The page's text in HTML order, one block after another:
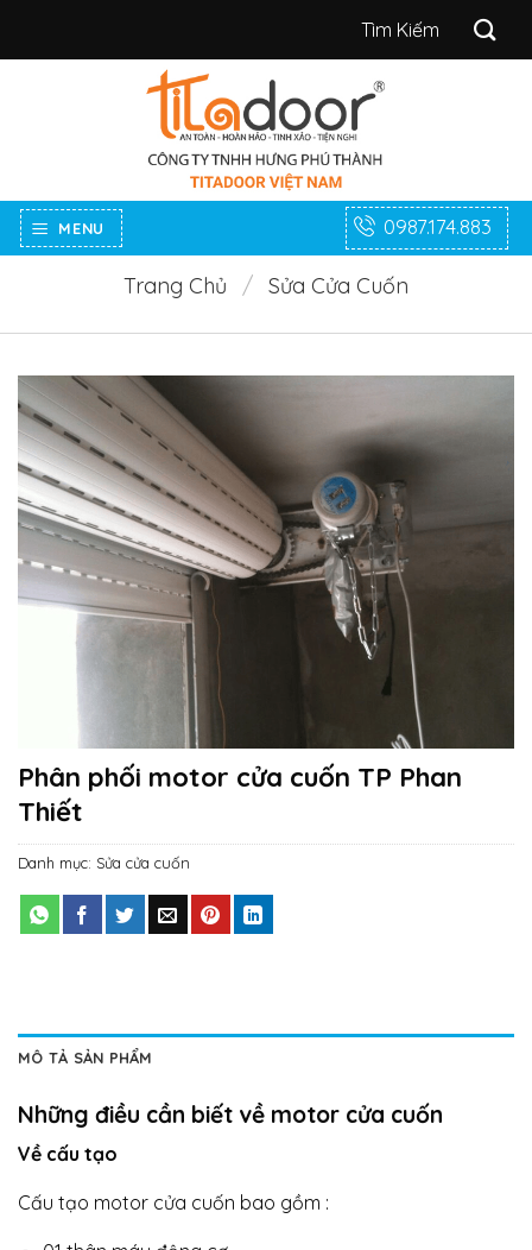
Tìm
MENU 0987.174.883
Trang Chủ / Sửa Cửa Cuốn
Phân phối motor cửa cuốn TP Phan
Thiết
Danh mục: Sửa cửa cuốn
MÔ TẢ SẢN PHẨM
Những điều cần biết về motor cửa cuốn
Về cấu tạo
Cấu tạo motor cửa cuốn bao gồm :